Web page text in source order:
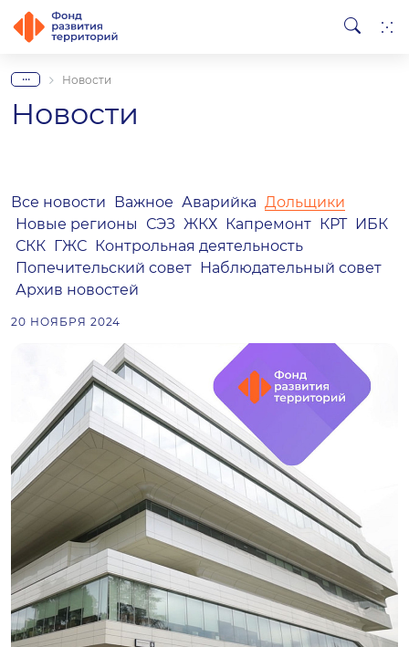
... Новости
Новости
Все новости Важное Аварийка Дольщики
Новые регионы
СЭЗ ЖКХ Капремонт КРТ ИБК
СКК ГЖС Контрольная деятельность
Попечительский совет Наблюдательный совет
Архив новостей
20 НОЯБРЯ 2024